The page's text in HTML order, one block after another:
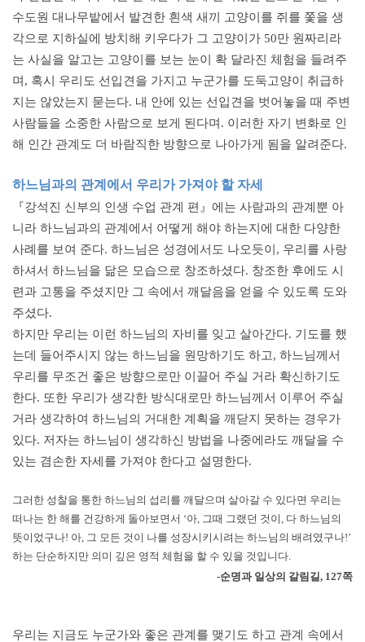
수도원 대나무밭에서 발견한 흰색 새끼 고양이를 쥐를 쫓을 생
각으로 지하실에 방치해 키우다가 그 고양이가 50만 원짜리라
는 사실을 알고는 고양이를 보는 눈이 확 달라진 체험을 들려주
며, 혹시 우리도 선입견을 가지고 누군가를 도둑고양이 취급하
지는 않았는지 묻는다. 내 안에 있는 선입견을 벗어놓을 때 주변
사람들을 소중한 사람으로 보게 된다며. 이러한 자기 변화로 인
해 인간 관계도 더 바람직한 방향으로 나아가게 됨을 알려준다.
하느님과의 관계에서 우리가 가져야 할 자세
『강석진 신부의 인생 수업 관계 편』에는 사람과의 관계뿐 아
니라 하느님과의 관계에서 어떻게 해야 하는지에 대한 다양한
사례를 보여 준다. 하느님은 성경에서도 나오듯이, 우리를 사랑
하셔서 하느님을 닮은 모습으로 창조하셨다. 창조한 후에도 시
련과 고통을 주셨지만 그 속에서 깨달음을 얻을 수 있도록 도와
주셨다.
하지만 우리는 이런 하느님의 자비를 잊고 살아간다. 기도를 했
는데 들어주시지 않는 하느님을 원망하기도 하고, 하느님께서
우리를 무조건 좋은 방향으로만 이끌어 주실 거라 확신하기도
한다. 또한 우리가 생각한 방식대로만 하느님께서 이루어 주실
거라 생각하여 하느님의 거대한 계획을 깨닫지 못하는 경우가
있다. 저자는 하느님이 생각하신 방법을 나중에라도 깨달을 수
있는 겸손한 자세를 가져야 한다고 설명한다.
그러한 성찰을 통한 하느님의 섭리를 깨달으며 살아갈 수 있다면 우리는
떠나는 한 해를 건강하게 돌아보면서 ‘아, 그때 그랬던 것이, 다 하느님의
뜻이었구나! 아, 그 모든 것이 나를 성장시키시려는 하느님의 배려였구나!’
하는 단순하지만 의미 깊은 영적 체험을 할 수 있을 것입니다.
-순명과 일상의 갈림길, 127쪽
우리는 지금도 누군가와 좋은 관계를 맺기도 하고 관계 속에서